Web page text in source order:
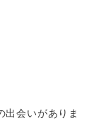
出会いがありま